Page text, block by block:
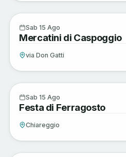
Arte e Cultura
Sab 15 Ago
Mercatini di Caspoggio
via Don Gatti
Enogastronomia
Sab 15 Ago
Festa di Ferragosto
Chiareggio